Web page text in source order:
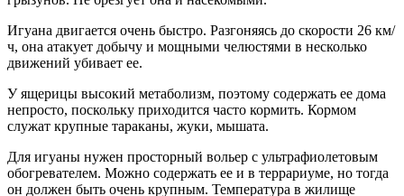
Игуана двигается очень быстро. Разгоняясь до скорости 26 км/
ч, она атакует добычу и мощными челюстями в несколько
движений убивает ее.
У ящерицы высокий метаболизм, поэтому содержать ее дома
непросто, поскольку приходится часто кормить. Кормом
служат крупные тараканы, жуки, мышата.
Для игуаны нужен просторный вольер с ультрафиолетовым
обогревателем. Можно содержать ее и в террариуме, но тогда
он должен быть очень крупным. Температура в жилище